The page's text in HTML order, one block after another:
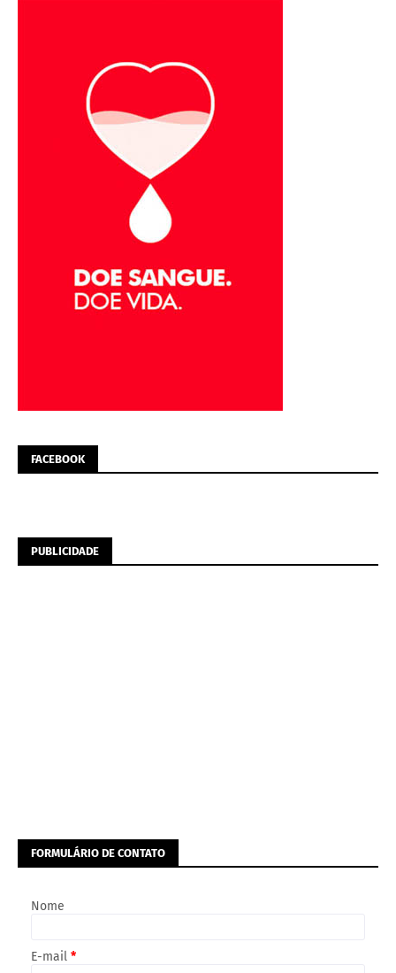
FACEBOOK
PUBLICIDADE
FORMULÁRIO DE CONTATO
Nome
E-mail *